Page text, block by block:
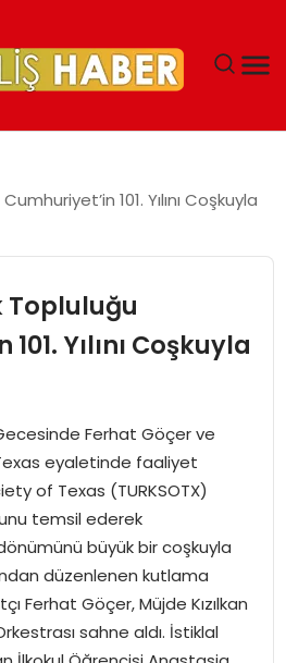
101. Yılını Coşkuyla
Topluluğu
Yılını Coşkuyla
Ferhat Göçer ve
eyaletinde faaliyet
of Texas (TURKSOTX)
temsil ederek
dönümünü büyük bir coşkuyla
düzenlenen kutlama
Ferhat Göçer, Müjde Kızılkan
sahne aldı. İstiklal